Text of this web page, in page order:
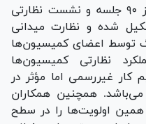
وی تصریح کرد: همچنین بیش از ۹۰ جلسه و نشست نظارتی
شده و نظارت میدانی
توسط اعضای کمیسیون‌ها
نظارتی کمیسیون‌ها
غیررسمی اما مؤثر در
همچنین همکاران
همین اولویت‌ها را در سطح